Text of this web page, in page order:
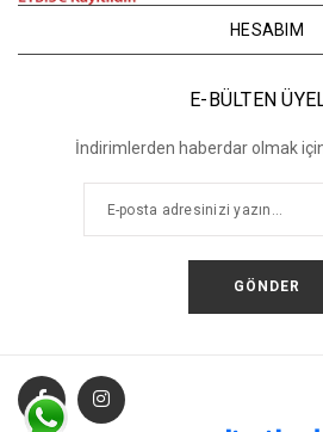
HESABIM
E-BÜLTEN
İndirimlerden haberdar olmak
GÖNDER